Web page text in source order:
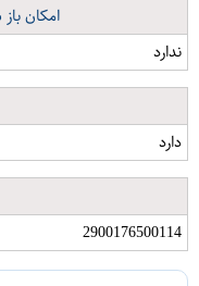
امکان
ندارد
دارد
2900176500114